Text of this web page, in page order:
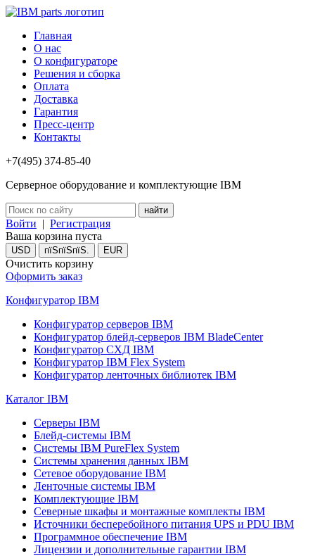
Главная
О нас
О конфигураторе
Решения и сборка
Оплата
Доставка
Гарантия
Пресс-центр
Контакты
+7(495) 374-85-40
Серверное оборудование и комплектующие IBM
Войти | Регистрация
Ваша корзина пуста
USD пїЅпїЅпїЅ. EUR
Очистить корзину
Оформить заказ
Конфигуратор IBM
Конфигуратор серверов IBM
Конфигуратор блейд-серверов IBM BladeCenter
Конфигуратор СХД IBM
Конфигуратор IBM Flex System
Конфигуратор ленточных библиотек IBM
Каталог IBM
Серверы IBM
Блейд-системы IBM
Системы IBM PureFlex System
Системы хранения данных IBM
Сетевое оборудование IBM
Ленточные системы IBM
Комплектующие IBM
Северные шкафы и монтажные комплекты IBM
Источники бесперебойного питания UPS и PDU IBM
Программное обеспечение IBM
Лицензии и дополнительные гарантии IBM